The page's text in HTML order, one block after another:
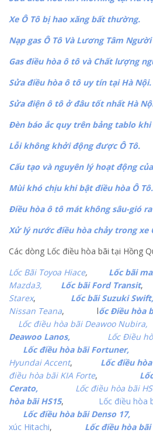
Xe Ô Tô bị hao xăng bất thường.
Nạp gas Ô Tô Và Lương Tâm
Gas điều hòa ô tô và Chất lượng
Sửa điều hòa ô tô uy tín tại Hà Nội.
Sửa điện ô tô ở đâu tốt nhất Hà
Đèn báo ắc quy trên bảng tablo khi
Lỗi không khởi động được Ô Tô.
Cấu tạo và nguyên lý hoạt động
Mùi khó chịu khi bật điều hòa Ô Tô.
Điều hòa ô tô mát không sâu-gió
Xử lý nước điều hòa chảy trong xe
Các dòng Lốc điều hòa bãi tại Hồng
Lốc Bãi Toyoa Hiace, Lốc bãi
Mazda3,
Lốc bãi Ford Transit
Starex, Lốc bãi Suzuki Swift,
Nissan Teana, lốc Điều hòa
Lốc điều hòa bãi Deawoo Nubira,
Deawoo Lanos,
Lốc Điều
Lốc điều hòa bãi Fortuner,
Hyundai Accent, Lốc điều
điều hòa bãi KIA Forte,
Cerato,
Lốc điều hòa bãi
hòa bãi HS15, Lốc điều hòa
Lốc điều hòa bãi Denso 17,
xúc Hitachi,
Lốc điều hòa